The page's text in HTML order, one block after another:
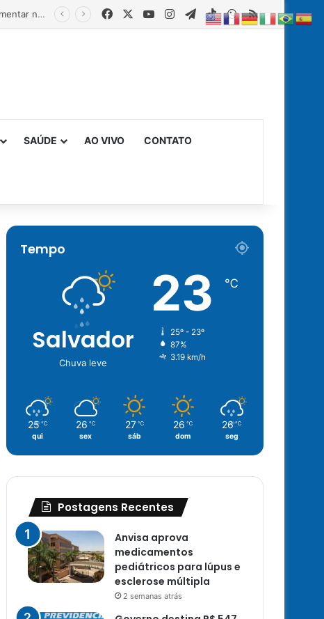
Estado fortalece creches comunitárias com equipamentos para ampliar a segurança alimentar na primeira infância FacebookYouTubeInstagram
Telegram
TikTokWhatsApp
RSS
SAÚDE AO VIVO CONTATO
Tempo
Salvador
Chuva leve
23 ℃
25º - 23º
87%
3.19 km/h
25 ℃
qui
26 ℃
sex
27 ℃
sáb
26 ℃
dom
26 ℃
seg
Postagens Recentes
Anvisa aprova
medicamentos
pediátricos para lúpus e
esclerose múltipla
2 semanas atrás